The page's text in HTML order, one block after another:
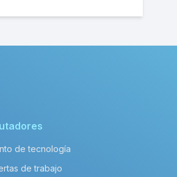
de tecnología
de trabajo